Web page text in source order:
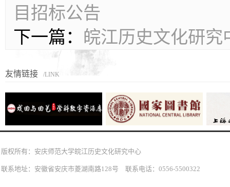
目招标公告
下一篇： 皖江历史文化研究
友情链接 /LINK
版权所有：安庆师范大学皖江历史文化研究中心
联系地址：安徽省安庆市菱湖南路128号 联系电话：0556-5500322